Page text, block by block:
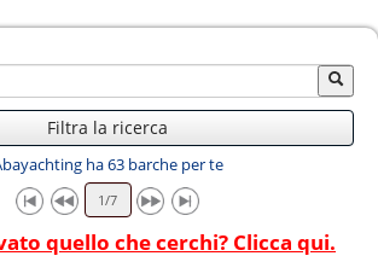
Filtra la ricerca
ha 63 barche per te
quello che cerchi? Clicca qui.